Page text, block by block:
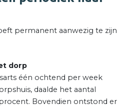
permanent aanwezig te zijn
dorp
één ochtend per week
daalde het aantal
Bovendien ontstond er